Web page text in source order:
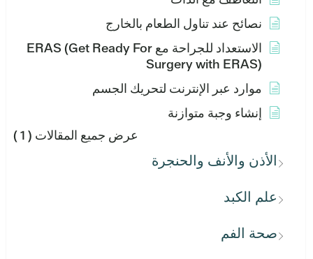
نصائح عند تناول الطعام بالخارج
الاستعداد للجراحة مع ERAS (Get Ready For
Surgery with ERAS)
موارد عبر الإنترنت لتحريك الجسم
إنشاء وجبة متوازنة
عرض جميع المقالات ( 1 )
الأذن والأنف والحنجرة
علم الكبد
صحة الفم